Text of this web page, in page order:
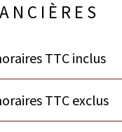
TTC inclus
TTC exclus